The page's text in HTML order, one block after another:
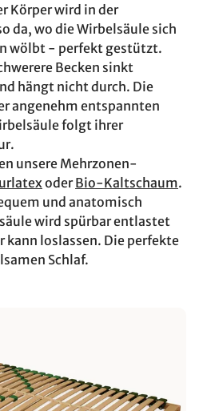
Körper wird in der
da, wo die Wirbelsäule sich
wölbt - perfekt gestützt.
Becken sinkt
hängt nicht durch. Die
angenehm entspannten
folgt ihrer
unsere Mehrzonen-
oderBio-Kaltschaum.
und anatomisch
wird spürbar entlastet
kann loslassen. Die perfekte
Schlaf.